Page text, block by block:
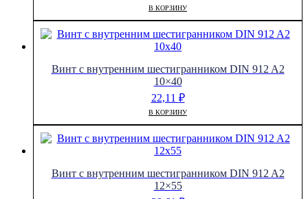
В КОРЗИНУ
Винт с внутренним шестигранником DIN 912 A2
10×40
22,11 ₽
В КОРЗИНУ
Винт с внутренним шестигранником DIN 912 A2
12×55